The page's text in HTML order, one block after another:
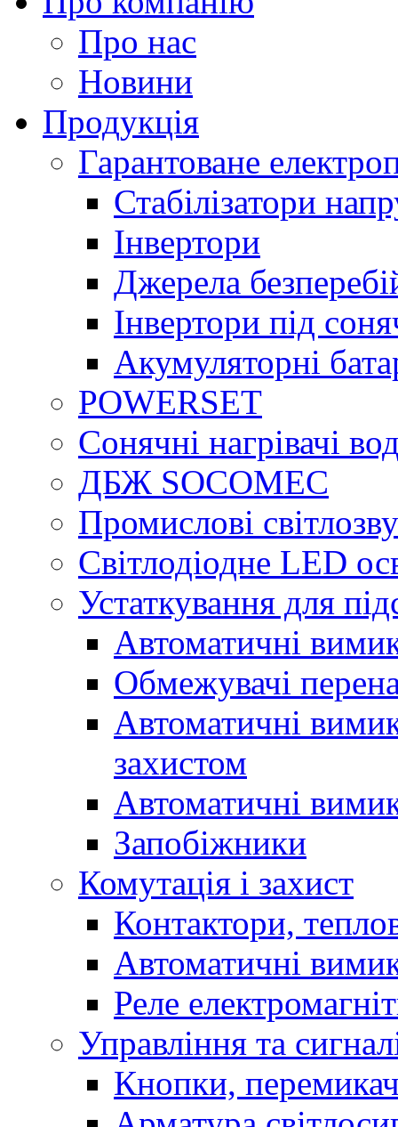
Про нас
Новини
Продукція
Гарантоване
Стабілізатори
Інвертори
Джерела
Інвертори під
Акумуляторні
POWERSET
Сонячні нагрівачі
ДБЖ SOCOMEC
Промислові
Світлодіодне LED
Устаткування для
Автоматичні
Обмежувачі
Автоматичні
захистом
Автоматичні
Запобіжники
Комутація і захист
Контактори,
Автоматичні
Реле
Управління та
Кнопки,